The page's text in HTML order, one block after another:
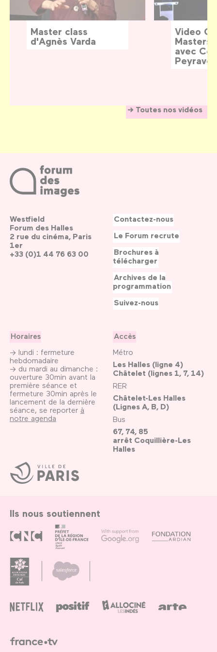
Toutes nos vidéos
Master class
d'Agnès Varda
Video
avec
Ville
de
Paris
Westfield
Forum des Halles
2 rue du cinéma, Paris
1er
+33 (0)1 44 76 63 00
Horaires
→ lundi : fermeture
hebdomadaire
→ du mardi au dimanche :
ouverture 30min avant la
première séance et
fermeture 30min après le
lancement de la dernière
séance, se reporter à
notre agenda
Accès
Métro
Les Halles (ligne 4)
Châtelet (lignes 1, 7, 14)
RER
Châtelet-Les Halles
(Lignes A, B, D)
Bus
67, 74, 85
arrêt Coquillière-Les
Halles
Contactez-nous
Le Forum recrute
Brochures à
télécharger
Archives de la
programmation
Suivez-nous
Ils nous soutiennent